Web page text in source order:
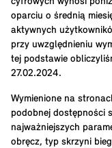
oparciu o średnią
aktywnych
przy uwzględnieniu
tej podstawie
27.02.2024.
Wymienione na
podobnej dostępności
najważniejszych
obręcz, typ skrzyni